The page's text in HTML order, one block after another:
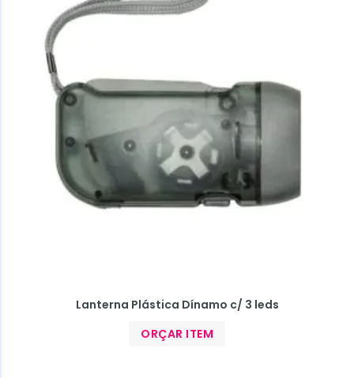
Lanterna Plástica Dínamo c/ 3 leds
ORÇAR ITEM